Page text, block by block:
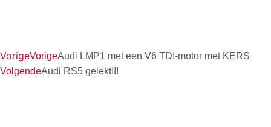
VorigeVorigeAudi LMP1 met een V6 TDI-motor met KERS
VolgendeAudi RS5 gelekt!!!